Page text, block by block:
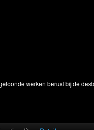
werken berust bij de